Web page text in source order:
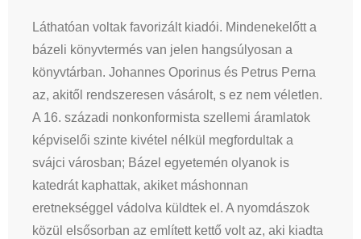
Láthatóan voltak favorizált kiadói. Mindenekelőtt a
bázeli könyvtermés van jelen hangsúlyosan a
könyvtárban. Johannes Oporinus és Petrus Perna
az, akitől rendszeresen vásárolt, s ez nem véletlen.
A 16. századi nonkonformista szellemi áramlatok
képviselői szinte kivétel nélkül megfordultak a
svájci városban; Bázel egyetemén olyanok is
katedrát kaphattak, akiket máshonnan
eretnekséggel vádolva küldtek el. A nyomdászok
közül elsősorban az említett kettő volt az, aki kiadta